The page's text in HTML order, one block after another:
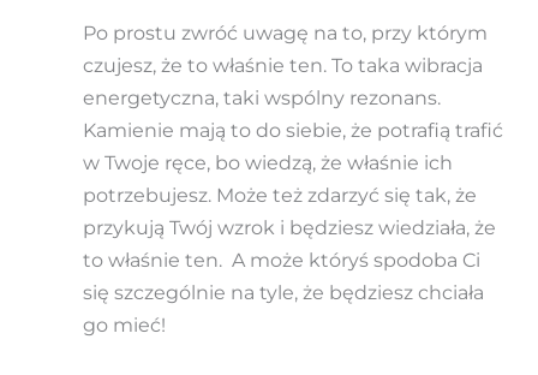
Po prostu zwróć uwagę na to, przy którym
czujesz, że to właśnie ten. To taka wibracja
energetyczna, taki wspólny rezonans.
Kamienie mają to do siebie, że potrafią trafić
w Twoje ręce, bo wiedzą, że właśnie ich
potrzebujesz. Może też zdarzyć się tak, że
przykują Twój wzrok i będziesz wiedziała, że
to właśnie ten. A może któryś spodoba Ci
się szczególnie na tyle, że będziesz chciała
go mieć!